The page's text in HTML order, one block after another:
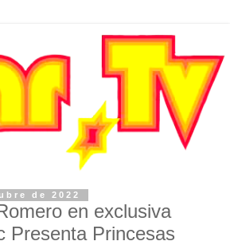
de 2022
en exclusiva
Presenta Princesas